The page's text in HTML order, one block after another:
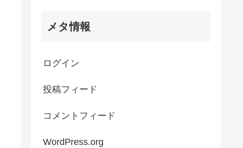
メタ情報
ログイン
投稿フィード
コメントフィード
WordPress.org